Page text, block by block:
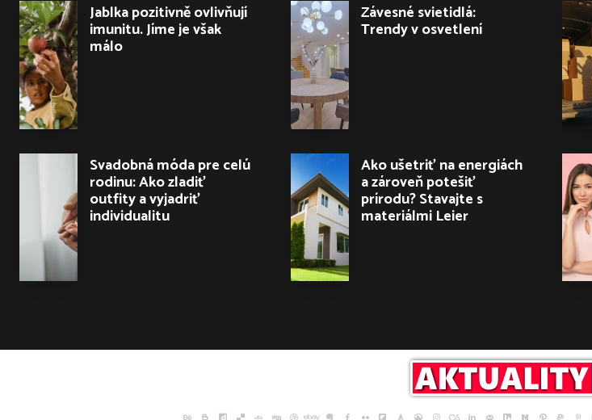
Jablka pozitivně ovlivňují
imunitu. Jíme je však
málo
Svadobná móda pre celú
rodinu: Ako zladiť
outfity a vyjadriť
individualitu
Závesné svietidlá:
Trendy v osvetlení
Ako ušetriť na energiách
a zároveň potešiť
prírodu? Stavajte s
materiálmi Leier